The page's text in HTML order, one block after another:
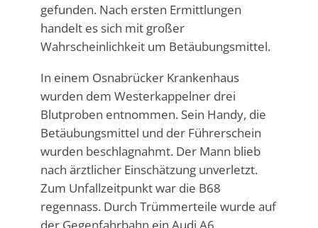
gefunden. Nach ersten Ermittlungen
handelt es sich mit großer
Wahrscheinlichkeit um Betäubungsmittel.
In einem Osnabrücker Krankenhaus
wurden dem Westerkappelner drei
Blutproben entnommen. Sein Handy, die
Betäubungsmittel und der Führerschein
wurden beschlagnahmt. Der Mann blieb
nach ärztlicher Einschätzung unverletzt.
Zum Unfallzeitpunkt war die B68
regennass. Durch Trümmerteile wurde auf
der Gegenfahrbahn ein Audi A6